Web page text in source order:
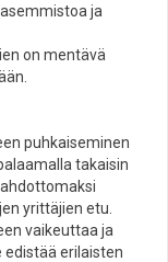
ja
on mentävä
puhkaiseminen
takaisin
yrittäjien etu.
vaikeuttaa ja
erilaisten